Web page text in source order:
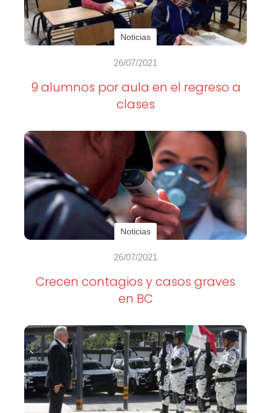
Noticias
26/07/2021
9 alumnos por aula en el regreso a
clases
Noticias
26/07/2021
Crecen contagios y casos graves
en BC